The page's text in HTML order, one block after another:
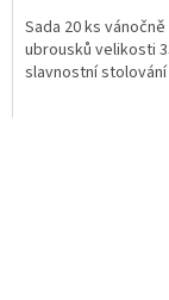
Sada 20 ks
ubrousků velikosti
slavnostní